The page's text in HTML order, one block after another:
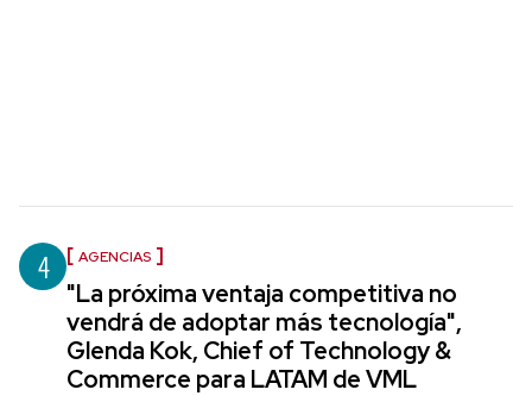
4 AGENCIAS
"La próxima ventaja competitiva no
vendrá de adoptar más tecnología",
Glenda Kok, Chief of Technology &
Commerce para LATAM de VML